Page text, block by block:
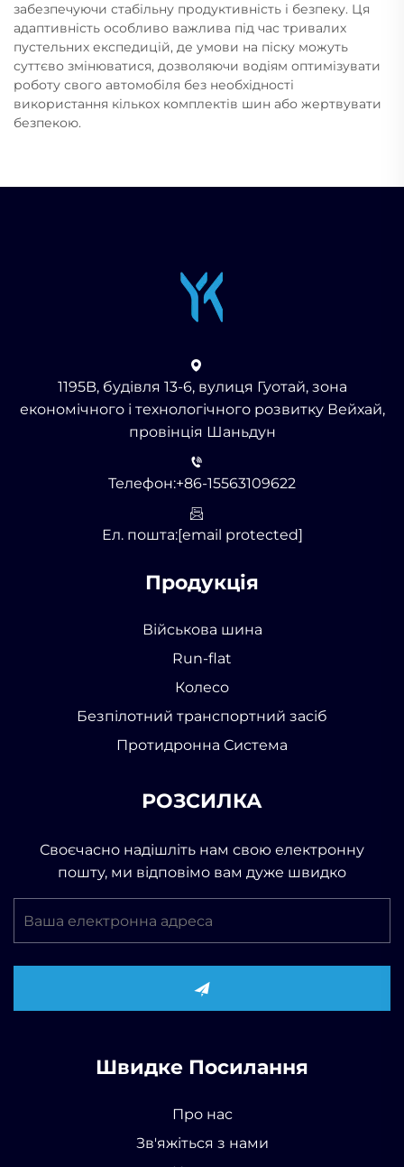
забезпечуючи стабільну продуктивність і безпеку. Ця
адаптивність особливо важлива під час тривалих
пустельних експедицій, де умови на піску можуть
суттєво змінюватися, дозволяючи водіям оптимізувати
роботу свого автомобіля без необхідності
використання кількох комплектів шин або жертвувати
безпекою.
1195B, будівля 13-6, вулиця Гуотай, зона
економічного і технологічного розвитку Вейхай,
провінція Шаньдун
Телефон:+86-15563109622
Ел. пошта:[email protected]
Продукція
Військова шина
Run-flat
Колесо
Безпілотний транспортний засіб
Протидронна Система
РОЗСИЛКА
Своєчасно надішліть нам свою електронну
пошту, ми відповімо вам дуже швидко
Швидке Посилання
Про нас
Зв'яжіться з нами